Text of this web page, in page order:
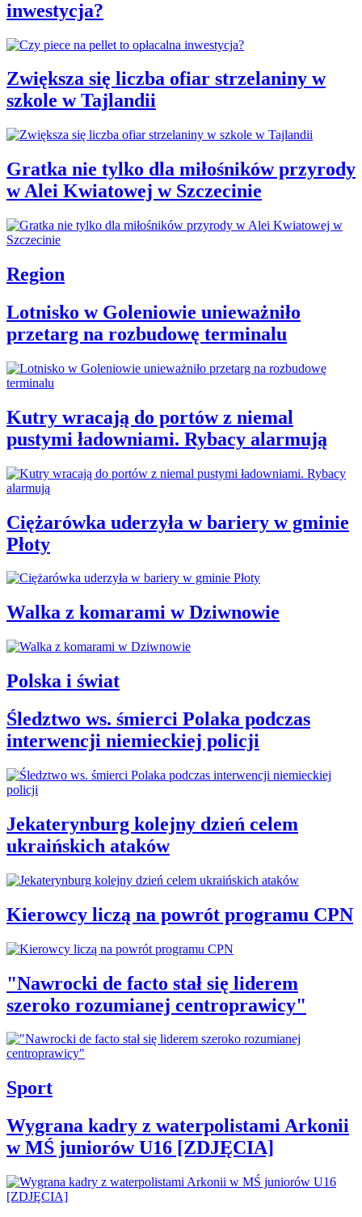
inwestycja?
Zwiększa się liczba ofiar strzelaniny w
szkole w Tajlandii
Gratka nie tylko dla miłośników przyrody
w Alei Kwiatowej w Szczecinie
Region
Lotnisko w Goleniowie unieważniło
przetarg na rozbudowę terminalu
Kutry wracają do portów z niemal
pustymi ładowniami. Rybacy alarmują
Ciężarówka uderzyła w bariery w gminie
Płoty
Walka z komarami w Dziwnowie
Polska i świat
Śledztwo ws. śmierci Polaka podczas
interwencji niemieckiej policji
Jekaterynburg kolejny dzień celem
ukraińskich ataków
Kierowcy liczą na powrót programu CPN
"Nawrocki de facto stał się liderem
szeroko rozumianej centroprawicy"
Sport
Wygrana kadry z waterpolistami Arkonii
w MŚ juniorów U16 [ZDJĘCIA]